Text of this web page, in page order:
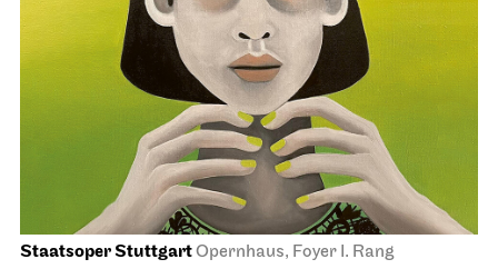
Staatsoper StuttgartOpernhaus, Foyer I. Rang